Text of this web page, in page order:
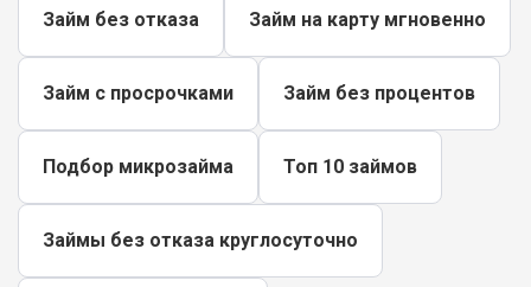
Займ без отказа Займ на карту мгновенно
Займ с просрочками Займ без процентов
Подбор микрозайма Топ 10 займов
Займы без отказа круглосуточно